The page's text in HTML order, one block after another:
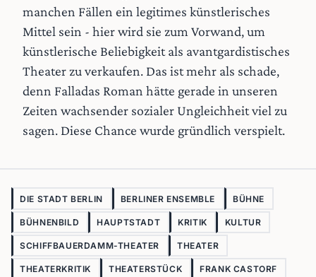
manchen Fällen ein legitimes künstlerisches
Mittel sein - hier wird sie zum Vorwand, um
künstlerische Beliebigkeit als avantgardistisches
Theater zu verkaufen. Das ist mehr als schade,
denn Falladas Roman hätte gerade in unseren
Zeiten wachsender sozialer Ungleichheit viel zu
sagen. Diese Chance wurde gründlich verspielt.
DIE STADT BERLIN BERLINER ENSEMBLE BÜHNE
BÜHNENBILD HAUPTSTADT KRITIK KULTUR
SCHIFFBAUERDAMM-THEATER THEATER
THEATERKRITIK THEATERSTÜCK FRANK CASTORF